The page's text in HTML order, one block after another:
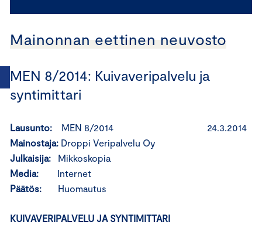
Mainonnan eettinen neuvosto
MEN 8/2014: Kuivaveripalvelu ja
syntimittari
Lausunto: MEN 8/2014 24.3.2014
Mainostaja: Droppi Veripalvelu Oy
Julkaisija: Mikkoskopia
Media: Internet
Päätös: Huomautus
KUIVAVERIPALVELU JA SYNTIMITTARI